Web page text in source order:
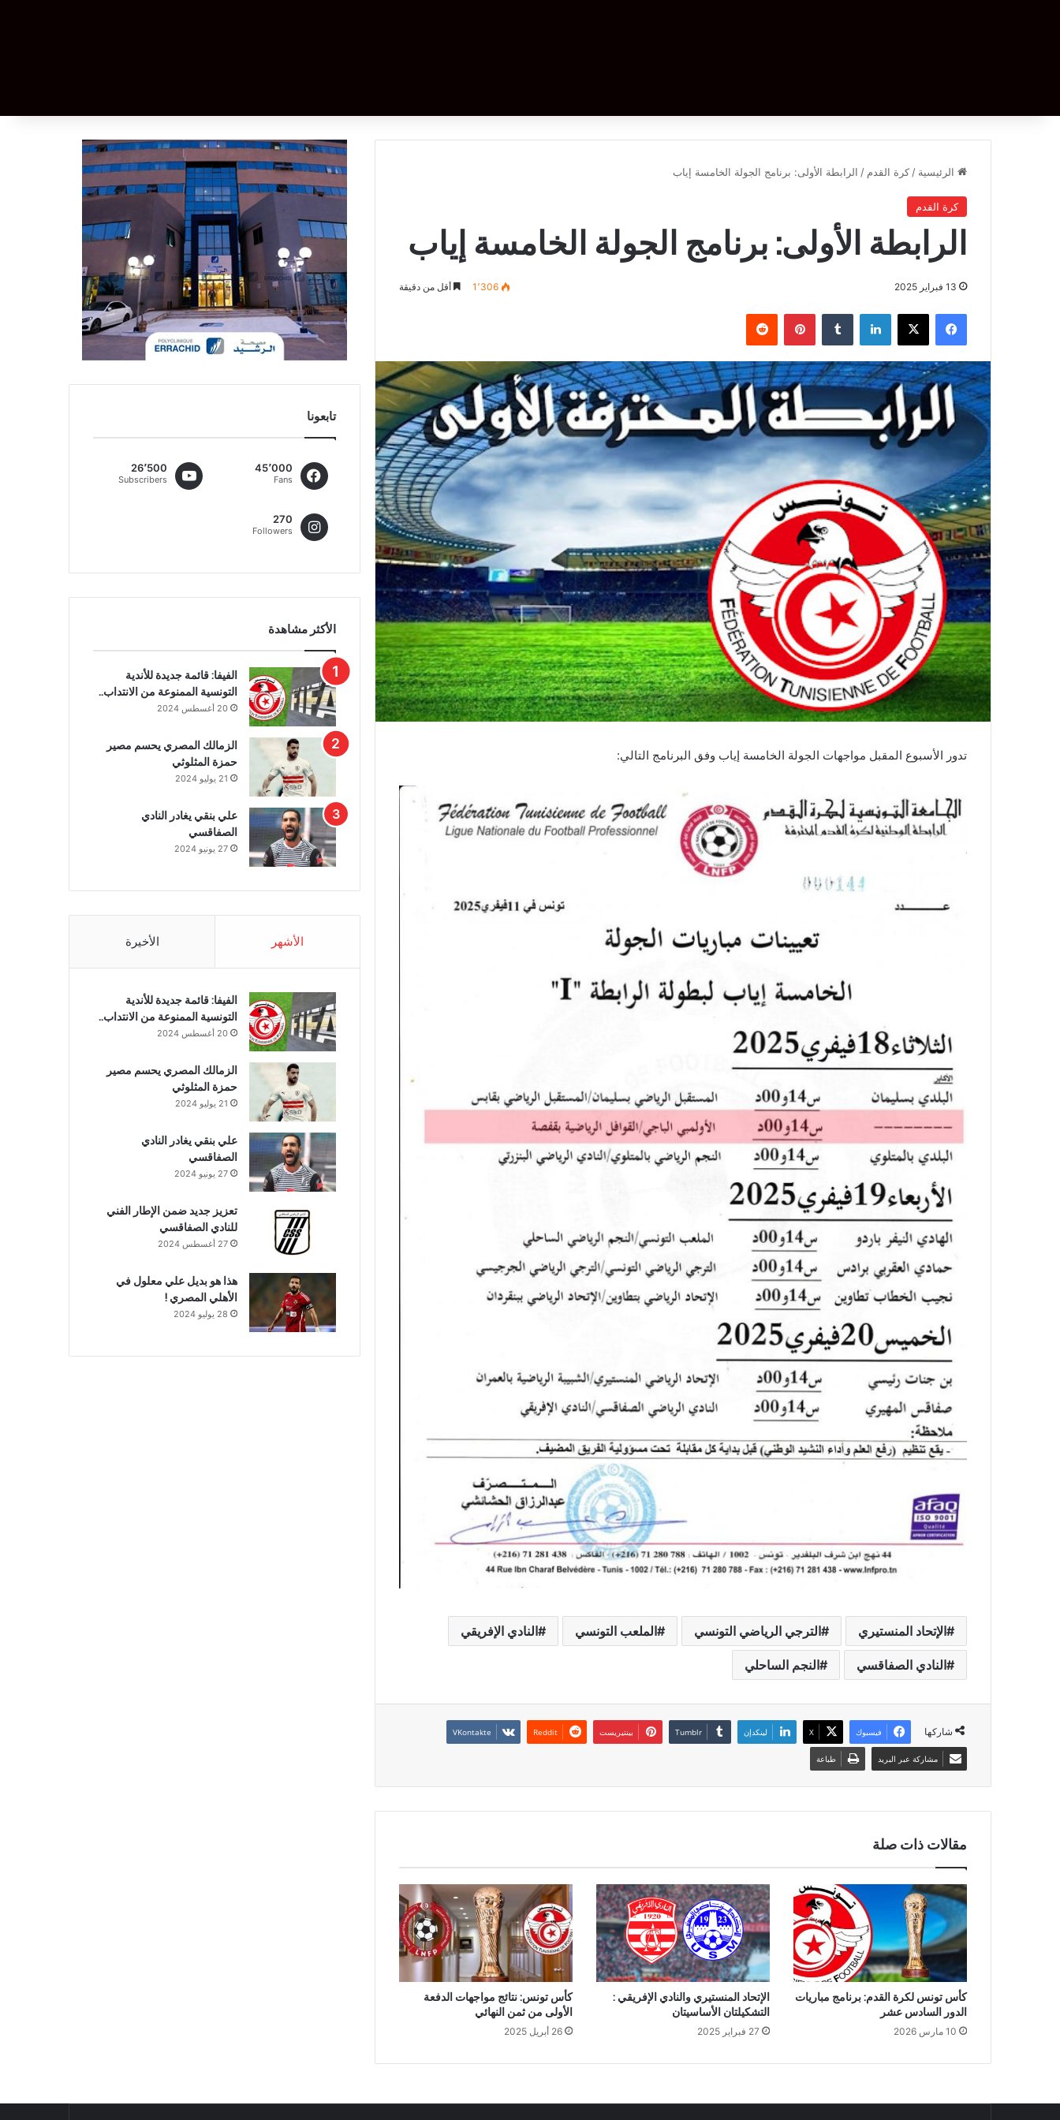
الرئيسية / كرة القدم / الرابطة الأولى: برنامج الجولة الخامسة إياب
كرة القدم
الرابطة الأولى: برنامج الجولة الخامسة إياب
13 فبراير 2025 1٬306 أقل من دقيقة
فيسبوك ‫X لينكدإن بينتيريست
تدور الأسبوع المقبل مواجهات الجولة الخامسة إياب وفق البرنامج التالي:
الإتحاد المنستيري الترجي الرياضي التونسي الملعب التونسي النادي الإفريقي
النادي الصفاقسي النجم الساحلي
شاركها فيسبوك ‫X لينكدإن بينتيريست
مشاركة عبر البريد طباعة
مقالات ذات صلة
كأس تونس لكرة القدم: برنامج مباريات
الدور السادس عشر
10 مارس 2026
الإتحاد المنستيري والنادي الإفريقي :
التشكيلتان الأساسيتان
27 فبراير 2025
كأس تونس: نتائج مواجهات الدفعة
الأولى من ثمن النهائي
26 أبريل 2025
تابعونا
45٬000
Fans
26٬500
Subscribers
270
Followers
الأكثر مشاهدة
الفيفا: قائمة جديدة للأندية
التونسية الممنوعة من الانتداب..
20 أغسطس 2024
الزمالك المصري يحسم مصير
حمزة المثلوثي
21 يوليو 2024
علي بنقي يغادر النادي
الصفاقسي
27 يونيو 2024
الأشهر الأخيرة
الفيفا: قائمة جديدة للأندية
التونسية الممنوعة من الانتداب..
20 أغسطس 2024
الزمالك المصري يحسم مصير
حمزة المثلوثي
21 يوليو 2024
علي بنقي يغادر النادي
الصفاقسي
27 يونيو 2024
تعزيز جديد ضمن الإطار الفني
للنادي الصفاقسي
27 أغسطس 2024
هذا هو بديل علي معلول في
الأهلي المصري !
28 يوليو 2024